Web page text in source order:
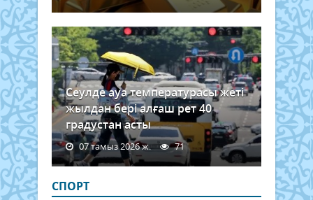
Сеулде ауа температурасы жеті
жылдан бері алғаш рет 40
градустан асты
07 тамыз 2026 ж. 71
СПОРТ